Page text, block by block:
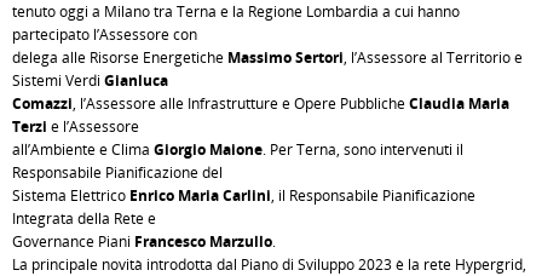
tenuto oggi a Milano tra Terna e la Regione Lombardia a cui hanno
partecipato l’Assessore con
delega alle Risorse Energetiche Massimo Sertori, l’Assessore al Territorio e
Sistemi Verdi Gianluca
Comazzi, l’Assessore alle Infrastrutture e Opere PubblicheClaudia Maria
Terzi e l’Assessore
all’Ambiente e Clima Giorgio Maione. Per Terna, sono intervenuti il
Responsabile Pianificazione del
Sistema Elettrico Enrico Maria Carlini, il Responsabile Pianificazione
Integrata della Rete e
Governance Piani Francesco Marzullo.
La principale novità introdotta dal Piano di Sviluppo 2023 è la rete Hypergrid,